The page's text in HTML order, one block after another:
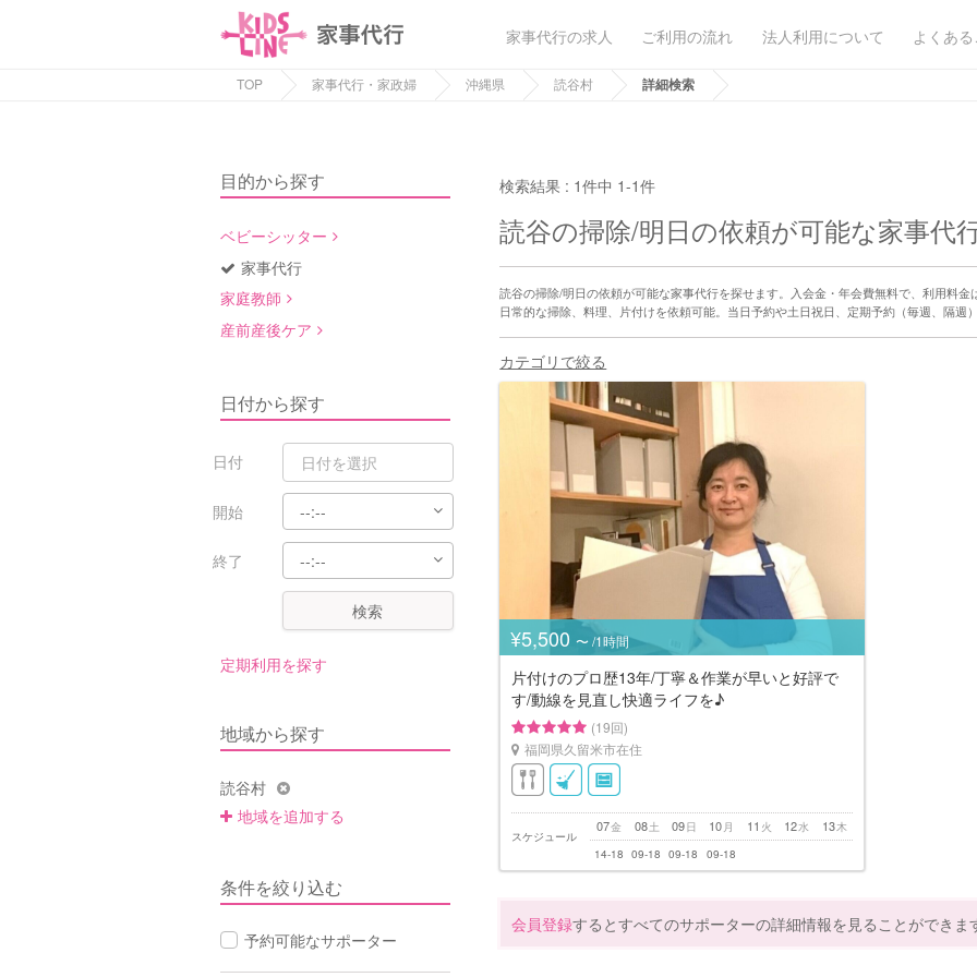
家事代行の求人 ご利用の流れ 法人利用について よくあ
TOP 家事代行・家政婦 沖縄県 読谷村 詳細検索
目的から探す
ベビーシッター
家事代行
家庭教師
産前産後ケア
日付から探す
日付
開始
終了
検索
定期利用を探す
地域から探す
読谷村
地域を追加する
条件を絞り込む
予約可能なサポーター
検索結果 : 1件中 1-1件
読谷の掃除/明日の依頼が可能な家事代
読谷の掃除/明日の依頼が可能な家事代行を探せます。入会金・年会費無料で、利用料
日常的な掃除、料理、片付けを依頼可能。当日予約や土日祝日、定期予約（毎週、隔週
カテゴリで絞る
¥5,500 〜 /1時間
片付けのプロ歴13年/丁寧＆作業が早いと好評で
す/動線を見直し快適ライフを♪
(19回)
福岡県久留米市在住
スケジュール
金
07 土
08 日
09 月
10 火
11 水
12 木
13
14-18 09-18 09-18 09-18
会員登録するとすべてのサポーターの詳細情報を見ることができま